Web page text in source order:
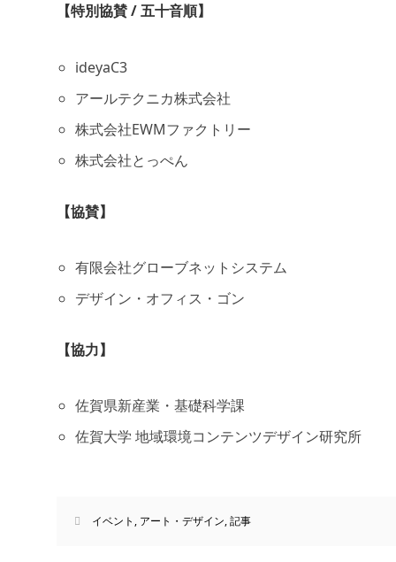
【特別協賛 / 五十音順】
ideyaC3
アールテクニカ株式会社
株式会社EWMファクトリー
株式会社とっぺん
【協賛】
有限会社グローブネットシステム
デザイン・オフィス・ゴン
【協力】
佐賀県新産業・基礎科学課
佐賀大学 地域環境コンテンツデザイン研究所
イベント , アート・デザイン,記事